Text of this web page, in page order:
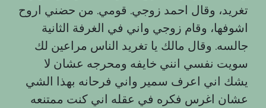
تغريد، وقال احمد زوجي. قومي. من حضني اروح
اشوفها، وقام زوجي واني في الغرفة الثانية
جالسه. وقال مالك يا تغريد الناس مراعين لك
سويت نفسي انني خايفه ومحرجه عشان لا
يشك اني اعرف سمير واني فرحانه بهذا الشي
عشان اغرس فكره في عقله اني كنت ممتنعه